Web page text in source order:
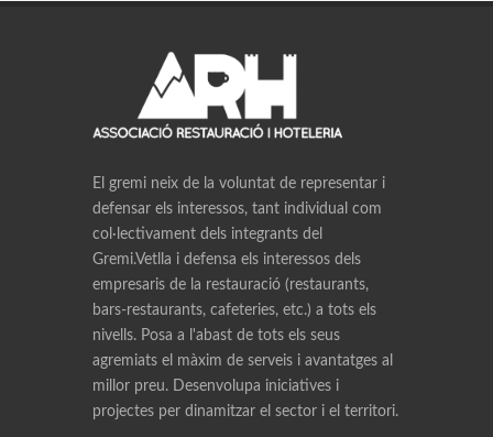
El gremi neix de la voluntat de representar i
defensar els interessos, tant individual com
col·lectivament dels integrants del
Gremi.Vetlla i defensa els interessos dels
empresaris de la restauració (restaurants,
bars-restaurants, cafeteries, etc.) a tots els
nivells. Posa a l'abast de tots els seus
agremiats el màxim de serveis i avantatges al
millor preu. Desenvolupa iniciatives i
projectes per dinamitzar el sector i el territori.